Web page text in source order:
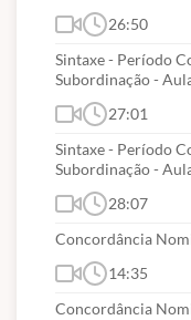
administrativa
Organização de
Qualidade no
instituição, a
Conduta
apresentação
26:50
Sintaxe - Período
Subordinação -
27:01
Sintaxe - Período
Subordinação -
28:07
Concordância
14:35
Concordância